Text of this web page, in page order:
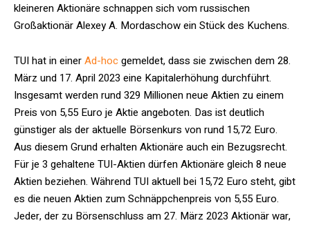
kleineren Aktionäre schnappen sich vom russischen
Großaktionär Alexey A. Mordaschow ein Stück des Kuchens.
TUI hat in einerAd-hocgemeldet, dass sie zwischen dem 28.
März und 17. April 2023 eine Kapitalerhöhung durchführt.
Insgesamt werden rund 329 Millionen neue Aktien zu einem
Preis von 5,55 Euro je Aktie angeboten. Das ist deutlich
günstiger als der aktuelle Börsenkurs von rund 15,72 Euro.
Aus diesem Grund erhalten Aktionäre auch ein Bezugsrecht.
Für je 3 gehaltene TUI-Aktien dürfen Aktionäre gleich 8 neue
Aktien beziehen. Während TUI aktuell bei 15,72 Euro steht, gibt
es die neuen Aktien zum Schnäppchenpreis von 5,55 Euro.
Jeder, der zu Börsenschluss am 27. März 2023 Aktionär war,